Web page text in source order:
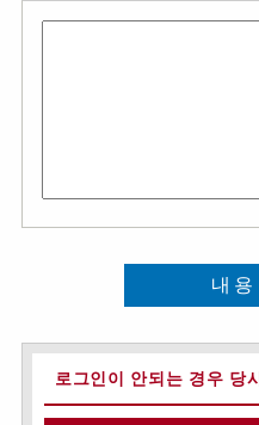
내
로그인이 안되는 경우 당